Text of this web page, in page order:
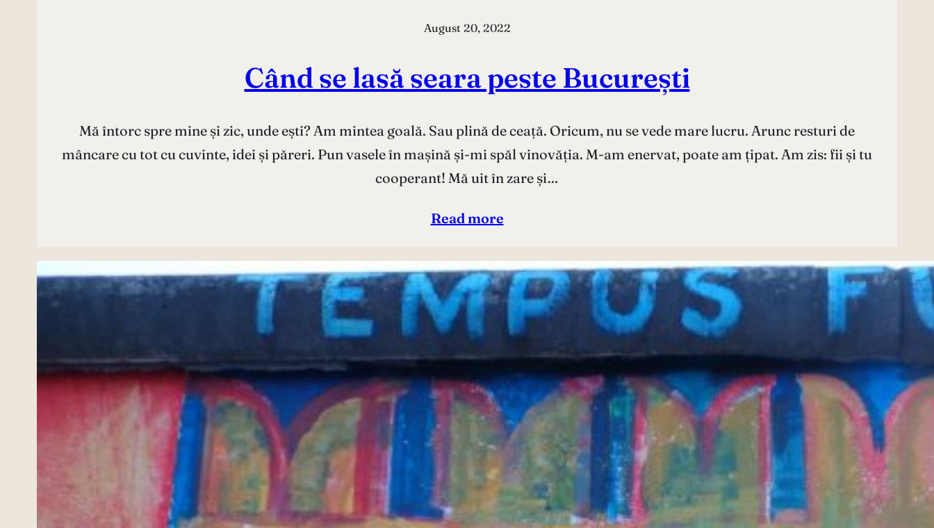
August 20, 2022
Când se lasă seara peste București
Mă întorc spre mine și zic, unde ești? Am mintea goală. Sau plină de ceață. Oricum, nu se vede mare lucru. Arunc resturi de
mâncare cu tot cu cuvinte, idei și păreri. Pun vasele în mașină și-mi spăl vinovăția. M-am enervat, poate am țipat. Am zis: fii și tu
cooperant! Mă uit în zare și…
Read more